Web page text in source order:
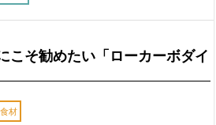
こそ勧めたい「ローカーボダイ
材